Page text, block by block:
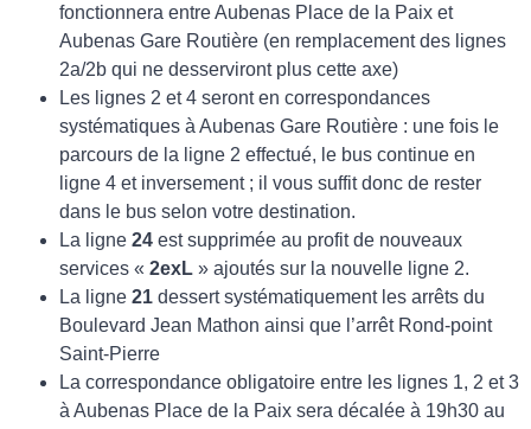
fonctionnera entre Aubenas Place de la Paix et
Aubenas Gare Routière (en remplacement des lignes
2a/2b qui ne desserviront plus cette axe)
Les lignes 2 et 4 seront en correspondances
systématiques à Aubenas Gare Routière : une fois le
parcours de la ligne 2 effectué, le bus continue en
ligne 4 et inversement ; il vous suffit donc de rester
dans le bus selon votre destination.
La ligne 24 est supprimée au profit de nouveaux
services « 2exL » ajoutés sur la nouvelle ligne 2.
La ligne 21 dessert systématiquement les arrêts du
Boulevard Jean Mathon ainsi que l’arrêt Rond-point
Saint-Pierre
La correspondance obligatoire entre les lignes 1, 2 et 3
à Aubenas Place de la Paix sera décalée à 19h30 au